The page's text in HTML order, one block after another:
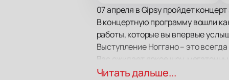
07 апреля в Gipsy пройдет
В концертную программу вошли
работы, которые вы впервые
Выступление Ноггано – это
Вас ожидает яркое шоу,
увидите любимого Ноггано из
Читать дальше...